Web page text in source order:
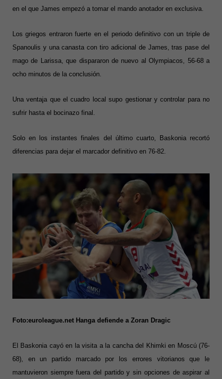
en el que James empezó a tomar el mando anotador en exclusiva.
Los griegos entraron fuerte en el periodo definitivo con un triple de
Spanoulis y una canasta con tiro adicional de James, tras pase del
mago de Larissa, que dispararon de nuevo al Olympiacos, 56-68 a
ocho minutos de la conclusión.
Una ventaja que el cuadro local supo gestionar y controlar para no
sufrir hasta el bocinazo final.
Solo en los instantes finales del último cuarto, Baskonia recortó
diferencias para dejar el marcador definitivo en 76-82.
Foto:euroleague.net Hanga defiende a Zoran Dragic
El Baskonia cayó en la visita a la cancha del Khimki en Moscú (76-
68), en un partido marcado por los errores vitorianos que le
mantuvieron siempre fuera del partido y sin opciones de aspirar al